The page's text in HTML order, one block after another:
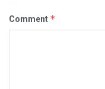
Comment *